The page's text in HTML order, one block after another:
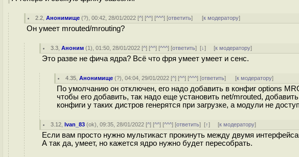
2.2 ,Анонимище (?), 00:42, 28/01/2022 [^] [^^] [^^^] [ответить] [к модератору]
Он умеет mrouted/mrouting?
3.3 ,Аноним (1), 01:50, 28/01/2022 [^] [^^] [^^^] [ответить][↓] [к модератору]
Это разве не фича ядра? Всё что фря умеет умеет и сенс.
4.35 ,Анонимище (?), 04:04, 29/01/2022 [^] [^^] [^^^] [ответить] [к модератору]
По умолчанию он отключен, его надо добавить в конфиг options
чтобы его добавить, так надо еще установить net/mrouted,
конфиги у таких дистров генерятся при загрузке, а модули не
3.12 ,Ivan_83 (ok), 09:35, 28/01/2022 [^] [^^] [^^^] [ответить][↑] [к модератору]
Если вам просто нужно мультикаст прокинуть между двумя
А так да, умеет, но кажется ядро нужно будет пересобрать.